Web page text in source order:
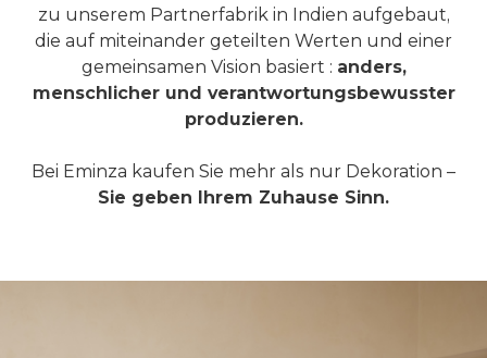
zu unserem Partnerfabrik in Indien aufgebaut,
die auf miteinander geteilten Werten und einer
gemeinsamen Vision basiert : anders,
menschlicher und verantwortungsbewusster
produzieren.
Bei Eminza kaufen Sie mehr als nur Dekoration –
Sie geben Ihrem Zuhause Sinn.